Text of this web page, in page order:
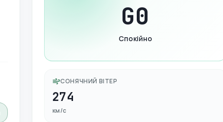
G0
Спокійно
СОНЯЧНИЙ ВІТЕР
274
км/с